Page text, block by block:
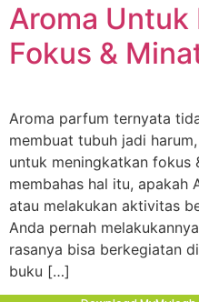
Aroma
Fokus &
Aroma parfum ternyata
membuat tubuh jadi
untuk meningkatkan fokus
membahas hal itu, apakah
atau melakukan aktivitas
Anda pernah
rasanya bisa berkegiatan
buku […]